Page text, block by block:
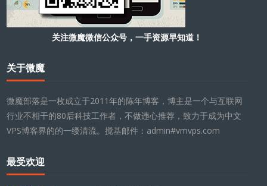
关注微魔微信公众号，一手资源早知道！
关于微魔
微魔部落是一枚成立于2011年的陈年博客，博主是一个与互联网
行业不相干的80后科技工作者，不做违心推荐，致力于成为中文
VPS博客界的的一缕清流。搅基邮件：admin#vmvps.com
最受欢迎